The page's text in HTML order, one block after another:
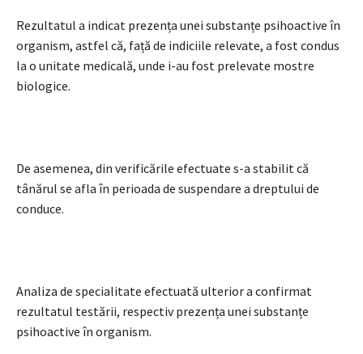
Rezultatul a indicat prezența unei substanțe psihoactive în
organism, astfel că, față de indiciile relevate, a fost condus
la o unitate medicală, unde i-au fost prelevate mostre
biologice.
De asemenea, din verificările efectuate s-a stabilit că
tânărul se afla în perioada de suspendare a dreptului de
conduce.
Analiza de specialitate efectuată ulterior a confirmat
rezultatul testării, respectiv prezența unei substanțe
psihoactive în organism.